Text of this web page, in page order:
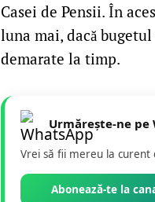
Casei de Pensii. În
luna mai, dacă
demarate la timp.
Urmărește-ne pe
Vrei să fii mereu la
Abonează-te la